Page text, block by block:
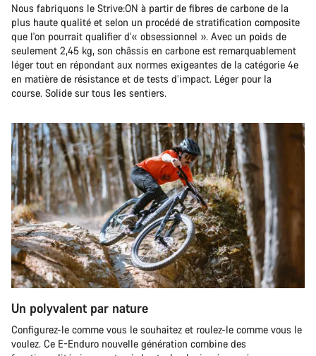
Nous fabriquons le Strive:ON à partir de fibres de carbone de la
plus haute qualité et selon un procédé de stratification composite
que l'on pourrait qualifier d'« obsessionnel ». Avec un poids de
seulement 2,45 kg, son châssis en carbone est remarquablement
léger tout en répondant aux normes exigeantes de la catégorie 4e
en matière de résistance et de tests d’impact. Léger pour la
course. Solide sur tous les sentiers.
Un polyvalent par nature
Configurez-le comme vous le souhaitez et roulez-le comme vous le
voulez. Ce E-Enduro nouvelle génération combine des